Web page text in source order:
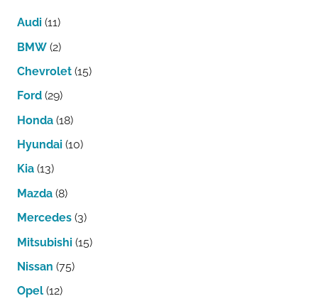
Audi (11)
BMW (2)
Chevrolet (15)
Ford (29)
Honda (18)
Hyundai (10)
Kia (13)
Mazda (8)
Mercedes (3)
Mitsubishi (15)
Nissan (75)
Opel (12)